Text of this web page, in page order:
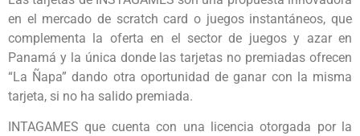
en el mercado de scratch card o juegos instantáneos, que
complementa la oferta en el sector de juegos y azar en
Panamá y la única donde las tarjetas no premiadas ofrecen
“La Ñapa” dando otra oportunidad de ganar con la misma
tarjeta, si no ha salido premiada.
INTAGAMES que cuenta con una licencia otorgada por la